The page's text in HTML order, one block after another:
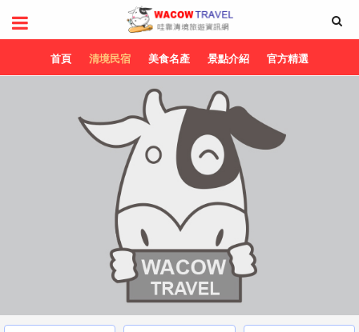
首頁 清境民宿 美食名產 景點介紹 官方精選